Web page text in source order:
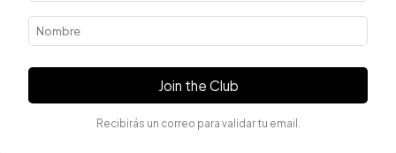
Join the Club
Recibirás un correo para validar tu email.